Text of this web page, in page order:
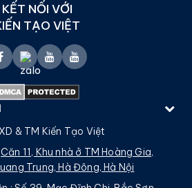
KẾT NỐI VỚI
TẠO VIỆT
& TM Kiến Tạo Việt
Căn 11, Khu nhà ở TM Hoàng Gia,
Trung, Hà Đông, Hà Nội